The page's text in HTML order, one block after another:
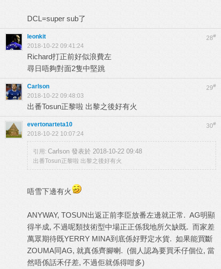
DCL=super sub了
28#
leonkit
2018-10-22 09:41:24
Richard打正前好似浪費左
尋日唔夠對面2隻中堅跳
29#
Carlson
2018-10-22 09:48:03
出番Tosun正黎啦 出黎之後好有火
30#
evertonarteta10
2018-10-22 10:07:24
引用: Carlson 發表於 2018-10-22 09:48
出番Tosun正黎啦 出黎之後好有火
唔雪下邊有火
ANYWAY, TOSUN出返正前李臣放番左邊就正常. AG明顯
得半成, 不過呢類技術型中場正正係我地所欠缺既. 而家差
萬眾期待既YERRY MINA到底係好野定水貨. 如果能買斷
ZOUMA同AG, 就真係齊腳喇. (個人認為要買禾仔個位, 當
然唔係話禾仔差, 不過佢就係得咁多)